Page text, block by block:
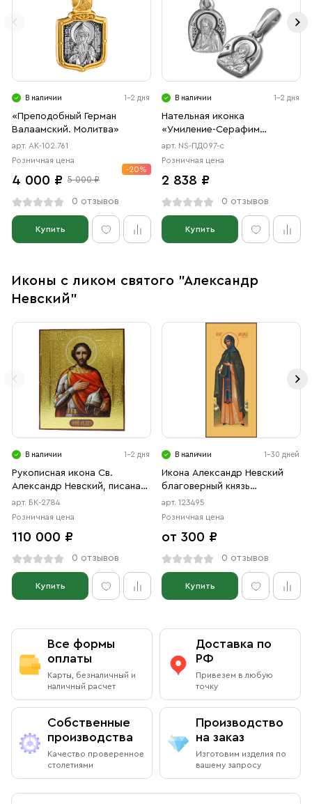
В наличии 1-2 дня
«Преподобный Герман
Валаамский. Молитва»
арт. АК-102.761
Розничная цена
4 000 ₽ 5 000 ₽
-20%
0 отзывов
Купить
В наличии 1-2 дня
Нательная иконка
«Умиление-Серафим
Саровский» серебро
арт. NS-ПД097-с
Розничная цена
2 838 ₽
0 отзывов
Купить
Иконы с ликом святого "Александр
Невский"
В наличии 1-2 дня
Рукописная икона Св.
Александр Невский, писаная
икона
арт. БК-2784
Розничная цена
110 000 ₽
0 отзывов
Купить
В наличии 1-30 дней
Икона Александр Невский
благоверный князь
(АРТ.00495)
арт. 123495
Розничная цена
от 300 ₽
0 отзывов
Купить
Все формы
оплаты
Карты, безналичный и
наличный расчет
Доставка по
РФ
Привезем в любую
точку
Собственные
производства
Качество проверенное
столетиями
Производство
на заказ
Изготовим изделия по
вашему запросу